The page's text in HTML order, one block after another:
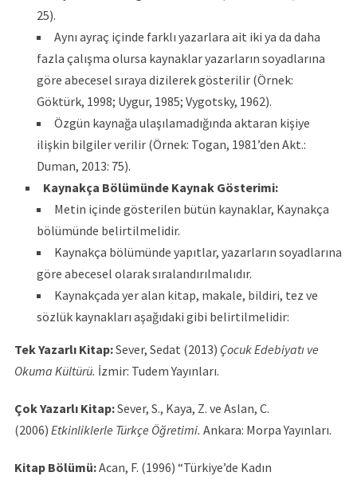
25).
Aynı ayraç içinde farklı yazarlara ait iki ya da daha
fazla çalışma olursa kaynaklar yazarların soyadlarına
göre abecesel sıraya dizilerek gösterilir (Örnek:
Göktürk, 1998; Uygur, 1985; Vygotsky, 1962).
Özgün kaynağa ulaşılamadığında aktaran kişiye
ilişkin bilgiler verilir (Örnek: Togan, 1981’den Akt.:
Duman, 2013: 75).
Kaynakça Bölümünde Kaynak Gösterimi:
Metin içinde gösterilen bütün kaynaklar, Kaynakça
bölümünde belirtilmelidir.
Kaynakça bölümünde yapıtlar, yazarların soyadlarına
göre abecesel olarak sıralandırılmalıdır.
Kaynakçada yer alan kitap, makale, bildiri, tez ve
sözlük kaynakları aşağıdaki gibi belirtilmelidir:
Tek Yazarlı Kitap:Sever, Sedat (2013) Çocuk Edebiyatı ve
Okuma Kültürü. İzmir: Tudem Yayınları.
Çok Yazarlı Kitap:Sever, S., Kaya, Z. ve Aslan, C.
(2006) Etkinliklerle Türkçe Öğretimi. Ankara: Morpa Yayınları.
Kitap Bölümü:Acan, F. (1996) “Türkiye’de Kadın